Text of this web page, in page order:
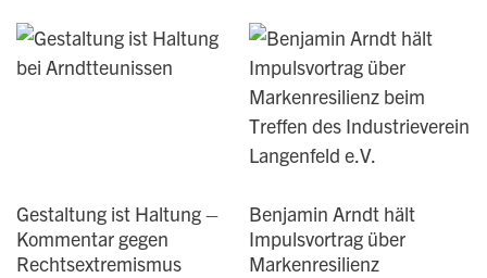
Gestaltung ist Haltung –
Kommentar gegen
Rechtsextremismus
Benjamin Arndt hält
Impulsvortrag über
Markenresilienz